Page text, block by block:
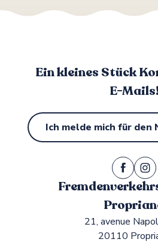
Ein kleines Stück
E-Mails!
Ich melde mich für den
21, avenue
20110